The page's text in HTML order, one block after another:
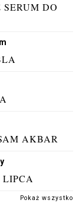
DO
AKBAR
LIPCA
Pokaż wszystko